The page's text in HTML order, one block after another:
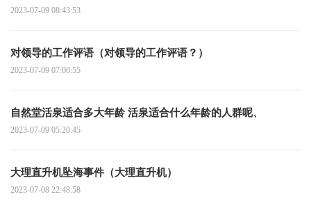
2023-07-09 08:43:53
对领导的工作评语（对领导的工作评语？）
2023-07-09 07:00:55
自然堂活泉适合多大年龄 活泉适合什么年龄的人群呢、
2023-07-09 05:20:45
大理直升机坠海事件（大理直升机）
2023-07-08 22:48:58